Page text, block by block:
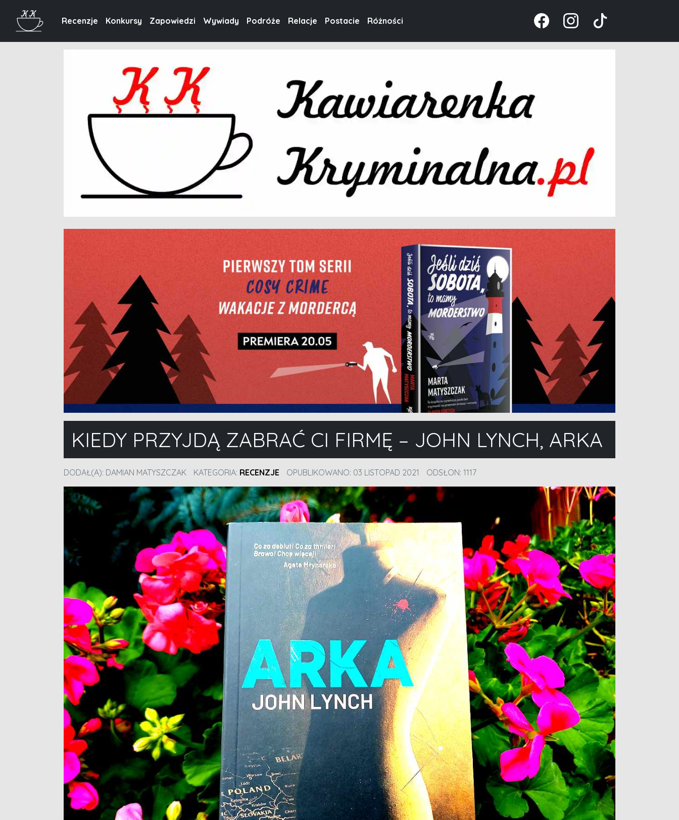
Recenzje Konkursy Zapowiedzi Wywiady Podróże Relacje Postacie Różności
KIEDY PRZYJDĄ ZABRAĆ CI FIRMĘ – JOHN LYNCH, ARKA
DODAŁ(A): DAMIAN MATYSZCZAK KATEGORIA: RECENZJE OPUBLIKOWANO: 03 LISTOPAD 2021 ODSŁON: 1117